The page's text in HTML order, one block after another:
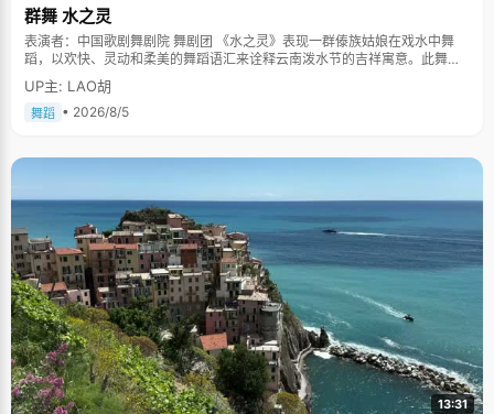
群舞 水之灵
表演者：中国歌剧舞剧院 舞剧团 《水之灵》表现一群傣族姑娘在戏水中舞
蹈，以欢快、灵动和柔美的舞蹈语汇来诠释云南泼水节的吉祥寓意。此舞蹈
多次在中国人民大会堂及国际舞台上表演，一直得到赞誉其舞美，人美，寓
意美。。
UP主: LAO胡
舞蹈 • 2026/8/5
13:31